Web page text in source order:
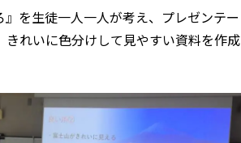
を生徒一人一人が考え、プレゼンテー
れいに色分けして見やすい資料を作成